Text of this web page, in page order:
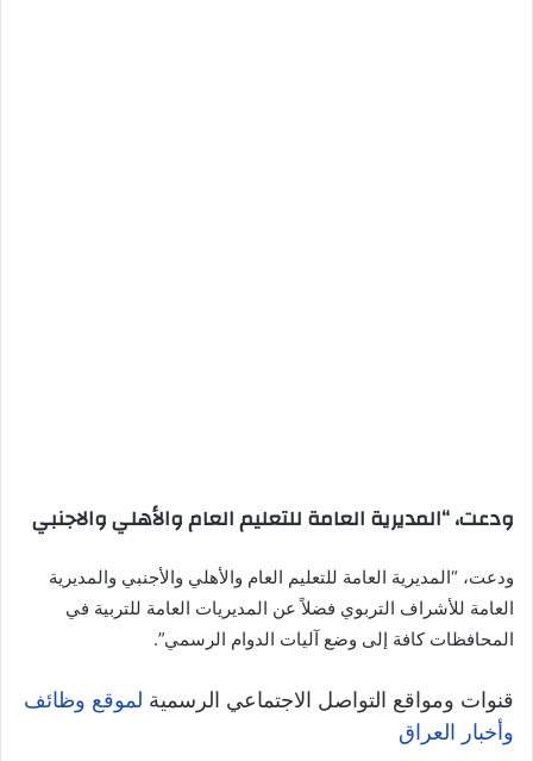
ودعت، “المديرية العامة للتعليم العام والأهلي والاجنبي
ودعت، “المديرية العامة للتعليم العام والأهلي والأجنبي والمديرية
العامة للأشراف التربوي فضلاً عن المديريات العامة للتربية في
المحافظات كافة إلى وضع آليات الدوام الرسمي”.
قنوات ومواقع التواصل الاجتماعي الرسمية لموقع وظائف
وأخبار العراق